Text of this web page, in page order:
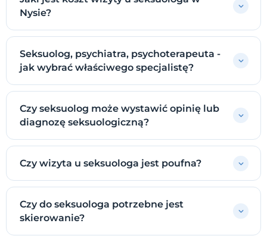
Nysie?
Seksuolog, psychiatra, psychoterapeuta -
jak wybrać właściwego specjalistę?
Czy seksuolog może wystawić opinię lub
diagnozę seksuologiczną?
Czy wizyta u seksuologa jest poufna?
Czy do seksuologa potrzebne jest
skierowanie?